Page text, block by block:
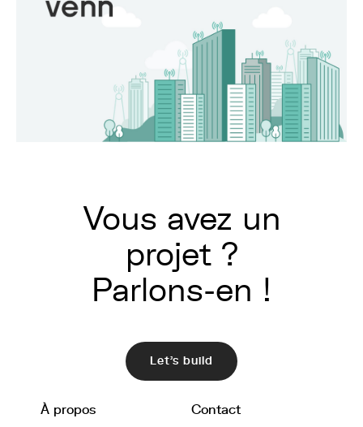
Vous avez un
projet ?
Parlons-en !
Let's build
À propos Contact